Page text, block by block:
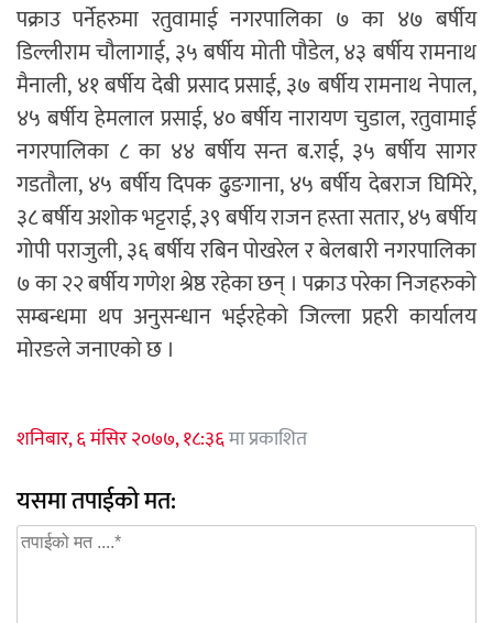
पक्राउ पर्नेहरुमा रतुवामाई नगरपालिका ७ का ४७ बर्षीय
डिल्लीराम चौलागाई, ३५ बर्षीय मोती पौडेल, ४३ बर्षीय रामनाथ
मैनाली, ४१ बर्षीय देबी प्रसाद प्रसाई, ३७ बर्षीय रामनाथ नेपाल,
४५ बर्षीय हेमलाल प्रसाई, ४० बर्षीय नारायण चुडाल, रतुवामाई
नगरपालिका ८ का ४४ बर्षीय सन्त ब.राई, ३५ बर्षीय सागर
गडतौला, ४५ बर्षीय दिपक ढुङगाना, ४५ बर्षीय देबराज घिमिरे,
३८ बर्षीय अशोक भट्टराई, ३९ बर्षीय राजन हस्ता सतार, ४५ बर्षीय
गोपी पराजुली, ३६ बर्षीय रबिन पोखरेल र बेलबारी नगरपालिका
७ का २२ बर्षीय गणेश श्रेष्ठ रहेका छन् । पक्राउ परेका निजहरुको
सम्बन्धमा थप अनुसन्धान भईरहेको जिल्ला प्रहरी कार्यालय
मोरङले जनाएको छ ।
शनिबार, ६ मंसिर २०७७, १८:३६मा प्रकाशित
यसमा तपाईको मत: